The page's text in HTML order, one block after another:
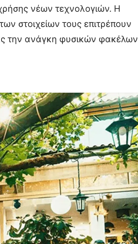
νέων τεχνολογιών. Η
στοιχείων τους επιτρέπουν
την ανάγκη φυσικών φακέλων